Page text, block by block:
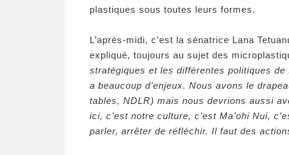
plastiques sous toutes leurs formes.
L’après-midi, c’est la sénatrice Lana
expliqué, toujours au sujet des
stratégiques et les différentes politiques
a beaucoup d’enjeux. Nous avons le
tables, NDLR) mais nous devrions aussi
ici, c’est notre culture, c’est Ma’ohi Nui,
parler, arrêter de réfléchir. Il faut des